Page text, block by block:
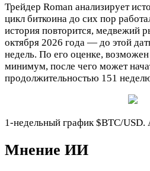
Трейдер Roman анализирует
цикл биткоина до сих пор
история повторится, медвежий
октября 2026 года — до этой
недель. По его оценке,
минимум, после чего может
продолжительностью 151
1-недельный график $BTC/USD.
Мнение ИИ